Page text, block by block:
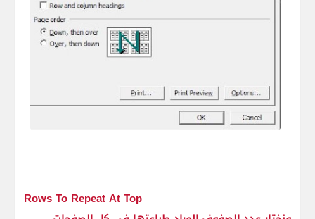
Rows To Repeat At Top